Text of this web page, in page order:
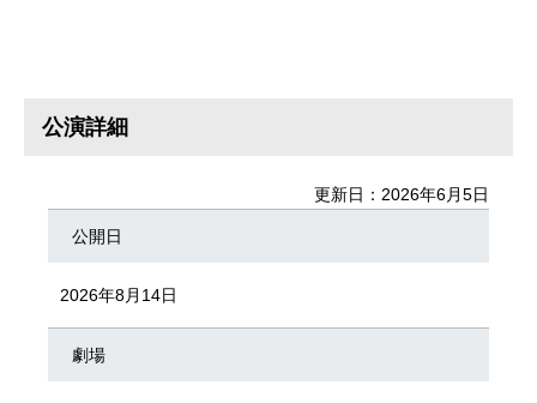
公演詳細
更新日：2026年6月5日
公開日
2026年8月14日
劇場